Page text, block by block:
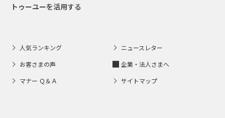
トゥーユーを活用する
人気ランキング ニュースレター
お客さまの声 企業・法人さまへ
マナー Ｑ＆Ａ サイトマップ